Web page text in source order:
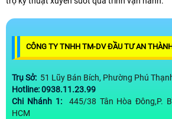
CÔNG TY TNHH TM-DV ĐẦU TƯ AN
Trụ Sở: 51 Lũy Bán Bích, Phường Phú
Hotline: 0938.11.23.99
Chi Nhánh 1:
445/38 Tân Hòa Đông,P.
HCM